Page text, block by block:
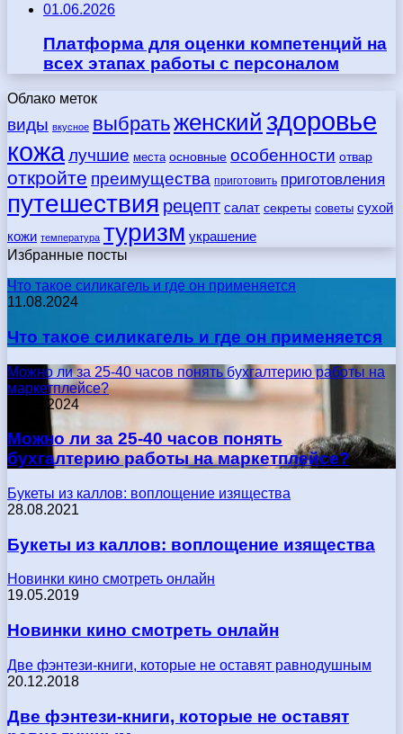
01.06.2026
Платформа для оценки компетенций на
всех этапах работы с персоналом
Облако меток
виды вкусное выбратьженский здоровье
кожалучшие места основные особенности отвар
откройте преимущества приготовить приготовления
путешествия рецепт салат секреты советы сухой
кожи температура туризм украшение
Избранные посты
Что такое силикагель и где он применяется
11.08.2024
Что такое силикагель и где он применяется
Можно ли за 25-40 часов понять бухгалтерию работы на
маркетплейсе?
17.05.2024
Можно ли за 25-40 часов понять
бухгалтерию работы на маркетплейсе?
Букеты из каллов: воплощение изящества
28.08.2021
Букеты из каллов: воплощение изящества
Новинки кино смотреть онлайн
19.05.2019
Новинки кино смотреть онлайн
Две фэнтези-книги, которые не оставят равнодушным
20.12.2018
Две фэнтези-книги, которые не оставят